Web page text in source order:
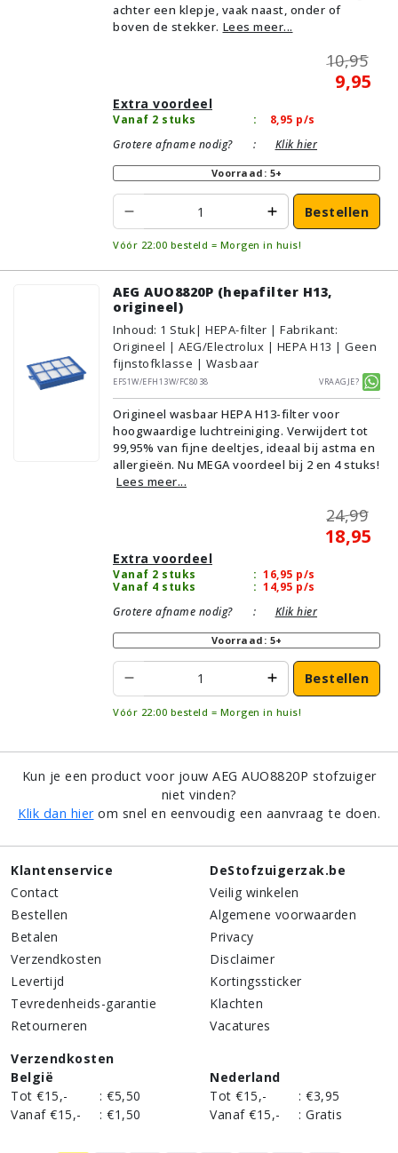
achter een klepje, vaak naast, onder of
boven de stekker. Lees meer...
10,95
9,95
Extra voordeel
Vanaf 2 stuks : 8,95 p/s
Grotere afname nodig?
: Klik hier
Voorraad: 5+
Bestellen
Vóór 22:00 besteld = Morgen in huis!
AEG AUO8820P (hepafilter H13,
origineel)
Inhoud: 1 Stuk| HEPA-filter | Fabrikant:
Origineel | AEG/Electrolux | HEPA H13 | Geen
fijnstofklasse | Wasbaar
EFS1W/EFH13W/FC8038
Vraagje?
Origineel wasbaar HEPA H13-filter voor
hoogwaardige luchtreiniging. Verwijdert tot
99,95% van fijne deeltjes, ideaal bij astma en
allergieën. Nu MEGA voordeel bij 2 en 4 stuks!
Lees meer...
24,99
18,95
Extra voordeel
Vanaf 2 stuks : 16,95 p/s
Vanaf 4 stuks
: 14,95 p/s
Grotere afname nodig?
: Klik hier
Voorraad: 5+
Bestellen
Vóór 22:00 besteld = Morgen in huis!
Kun je een product voor jouw AEG AUO8820P stofzuiger
niet vinden?
Klik dan hierom snel en eenvoudig een aanvraag te doen.
Klantenservice
Contact
Bestellen
Betalen
Verzendkosten
Levertijd
Tevredenheids-garantie
Retourneren
DeStofzuigerzak.be
Veilig winkelen
Algemene voorwaarden
Privacy
Disclaimer
Kortingssticker
Klachten
Vacatures
Verzendkosten
België
Tot €15,-
: €5,50
Vanaf €15,-
: €1,50
Nederland
Tot €15,-
: €3,95
Vanaf €15,-
: Gratis